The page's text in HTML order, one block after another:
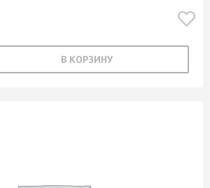
В КОРЗИНУ